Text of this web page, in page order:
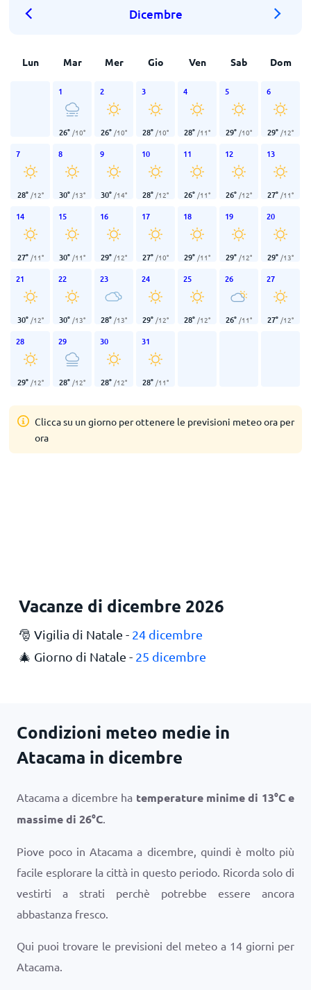
Dicembre
Lun Mar Mer Gio Ven Sab Dom
1
26° /10°
2
26° /10°
3
28° /10°
4
28° /11°
5
29° /10°
6
29° /12°
7
28° /12°
8
30° /13°
9
30° /14°
10
28° /12°
11
26° /11°
12
26° /12°
13
27° /11°
14
27° /11°
15
30° /11°
16
29° /12°
17
27° /10°
18
29° /11°
19
29° /12°
20
29° /13°
21
30° /12°
22
30° /13°
23
28° /13°
24
29° /12°
25
28° /12°
26
26° /11°
27
27° /12°
28
29° /12°
29
28° /12°
30
28° /12°
31
28° /11°
Clicca su un giorno per ottenere le previsioni meteo ora per
ora
Vacanze di dicembre 2026
🎅 Vigilia di Natale - 24 dicembre
🎄 Giorno di Natale - 25 dicembre
Condizioni meteo medie in
Atacama in dicembre
Atacama a dicembre ha temperature minime di 13°Ce
massime di 26°C.
Piove poco in Atacama a dicembre, quindi è molto più
facile esplorare la città in questo periodo. Ricorda solo di
vestirti a strati perchè potrebbe essere ancora
abbastanza fresco.
Qui puoi trovare le previsioni del meteo a 14 giorni per
Atacama.